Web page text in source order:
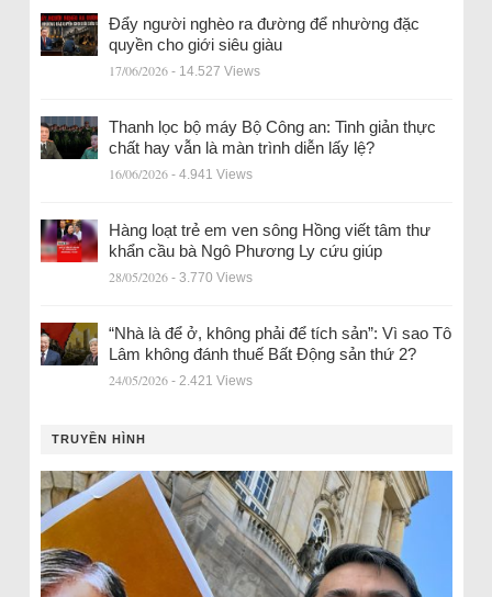
Đẩy người nghèo ra đường để nhường đặc
quyền cho giới siêu giàu
17/06/2026 - 14.527 Views
Thanh lọc bộ máy Bộ Công an: Tinh giản thực
chất hay vẫn là màn trình diễn lấy lệ?
16/06/2026 - 4.941 Views
Hàng loạt trẻ em ven sông Hồng viết tâm thư
khẩn cầu bà Ngô Phương Ly cứu giúp
28/05/2026 - 3.770 Views
“Nhà là để ở, không phải để tích sản”: Vì sao Tô
Lâm không đánh thuế Bất Động sản thứ 2?
24/05/2026 - 2.421 Views
TRUYỀN HÌNH